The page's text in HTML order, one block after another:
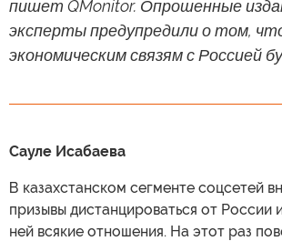
пишет QMonitor. Опрошенные
эксперты предупредили о том,
экономическим связям с Россией
Сауле Исабаева
В казахстанском сегменте соцсетей
призывы дистанцироваться от России
ней всякие отношения. На этот раз